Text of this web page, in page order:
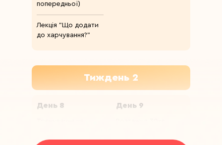
попередньої)
Лекція "Що додати
до харчування?"
Тиждень 2
День 8 День 9
30хв
Відео рекомендація